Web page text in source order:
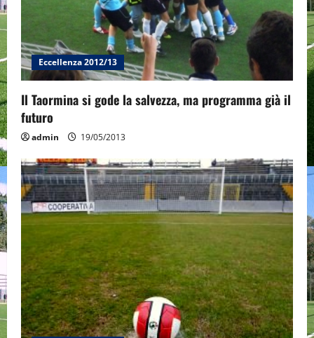
i
o
n
Eccellenza 2012/13
Il Taormina si gode la salvezza, ma programma già il
futuro
admin 19/05/2013